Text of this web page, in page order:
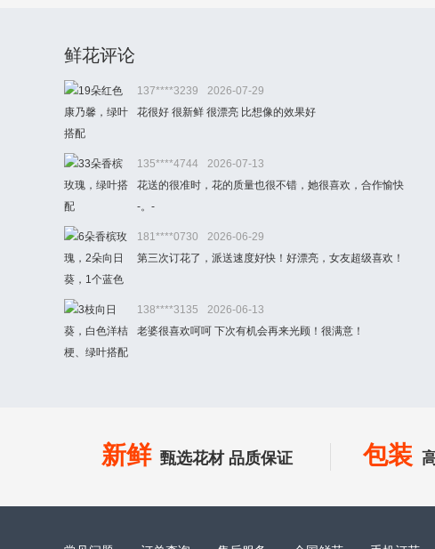
鲜花评论
137****3239
2026-07-29
花很好 很新鲜 很漂亮 比想像的效果好
135****4744
2026-07-13
花送的很准时，花的质量也很不错，她很喜欢，合作愉快
-。-
181****0730
2026-06-29
第三次订花了，派送速度好快！好漂亮，女友超级喜欢！
138****3135
2026-06-13
老婆很喜欢呵呵 下次有机会再来光顾！很满意！
新鲜 甄选花材 品质保证 包装